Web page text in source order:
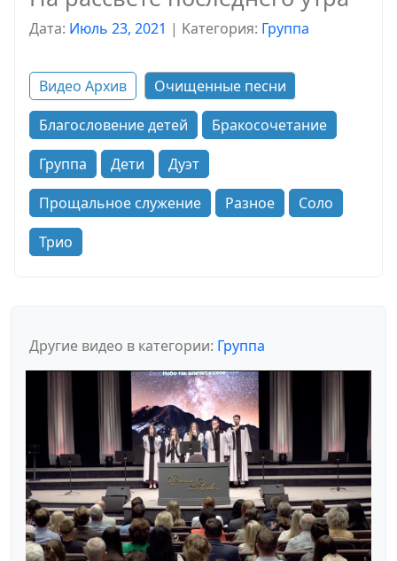
Дата: Июль 23, 2021 | Kатегория: Группа
Видео Архив
Очищенные песни
Благословение детей
Бракосочетание
Группа
Дети
Дуэт
Прощальное служение
Разное
Соло
Трио
Другие видео в категории: Группа